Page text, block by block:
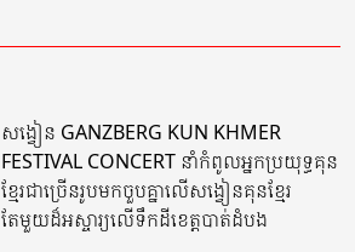
សង្វៀន GANZBERG KUN KHMER
FESTIVAL CONCERT នាំកំពូលអ្នកប្រយុទ្ធគុន
ខ្មែរជាច្រើនរូបមកចួបគ្នាលើសង្វៀនគុនខ្មែរ
តែមួយដ៏អស្ចារ្យលើទឹកដីខេត្តបាត់ដំបង